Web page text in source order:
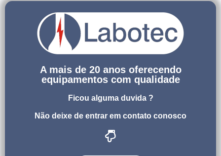
A mais de 20 anos oferecendo
equipamentos com qualidade
Ficou alguma duvida ?
Não deixe de entrar em contato conosco